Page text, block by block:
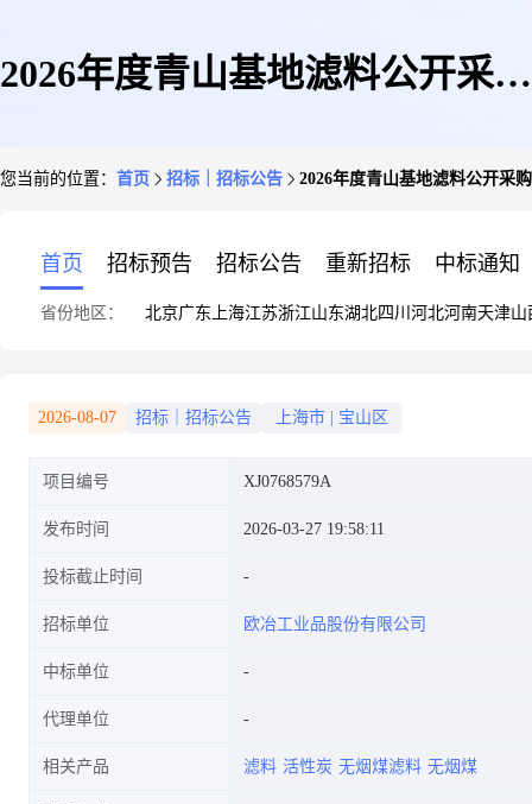
2026年度青山基地滤料公开采购
您当前的位置： 首页 招标｜招标公告 2026年度青山基地滤料公开采
首页 招标预告 招标公告 重新招标 中标通知
省份地区： 北京广东 上海江苏浙江山东湖北四川 河北河南天津山
2026-08-07 招标｜招标公告 上海市 宝山区
项目编号 XJ0768579A
发布时间 2026-03-27 19:58:11
投标截止时间
招标单位 欧冶工业品股份有限公司
中标单位
代理单位
相关产品 滤料 活性炭 无烟煤滤料 无烟煤